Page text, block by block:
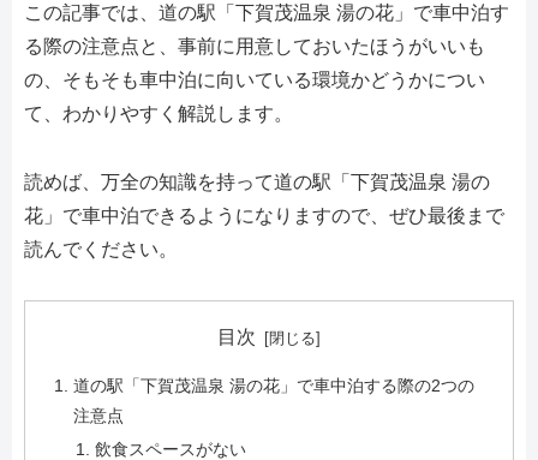
この記事では、道の駅「下賀茂温泉 湯の花」で車中泊す
る際の注意点と、事前に用意しておいたほうがいいも
の、そもそも車中泊に向いている環境かどうかについ
て、わかりやすく解説します。
読めば、万全の知識を持って道の駅「下賀茂温泉 湯の
花」で車中泊できるようになりますので、ぜひ最後まで
読んでください。
目次
道の駅「下賀茂温泉 湯の花」で車中泊する際の2つの
注意点
飲食スペースがない